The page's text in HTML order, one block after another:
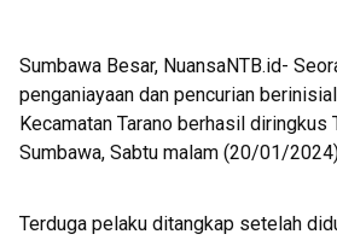
Sumbawa Besar, NuansaNTB.id-
penganiayaan dan pencurian
Kecamatan Tarano berhasil diringkus
Sumbawa, Sabtu malam (20/01/
Terduga pelaku ditangkap setelah